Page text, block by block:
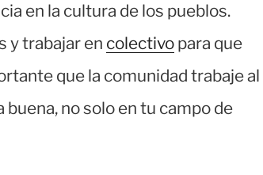
en la cultura de los pueblos.
y trabajar en colectivopara que
que la comunidad trabaje al
no solo en tu campo de